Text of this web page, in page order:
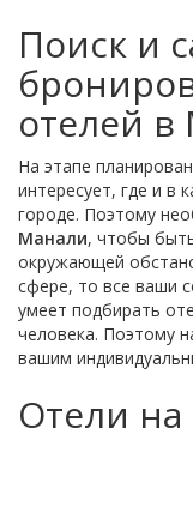
Поиск и
отелей
На этапе
интересует, где и в
городе. Поэтому
Манали, чтобы
окружающей
сфере, то все ваши
умеет подбирать
человека. Поэтому
вашим
Отели